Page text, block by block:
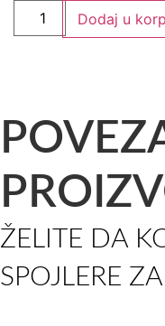
Dodaj u
ŽELITE DA
SPOJLERE